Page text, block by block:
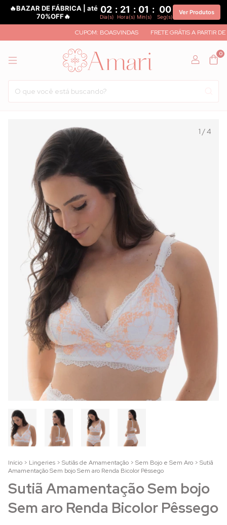
🔥BAZAR DE FÁBRICA | até
70%OFF🔥
02 : 21 : 01 : 00
Dia(s) Hora(s) Min(s) Seg(s)
Ver Produtos
CUPOM: BOASVINDAS FRETE GRÁTIS A PARTIR DE R$
0
1 /4
Início > Lingeries > Sutiãs de Amamentação > Sem Bojo e Sem Aro > Sutiã
Amamentação Sem bojo Sem aro Renda Bicolor Pêssego
Sutiã Amamentação Sem bojo
Sem aro Renda Bicolor Pêssego